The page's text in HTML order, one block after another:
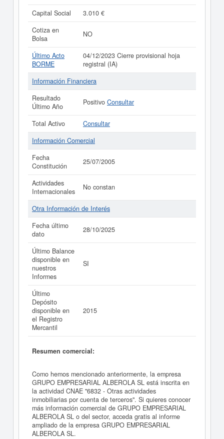
Capital Social
3.010 €
Cotiza en
Bolsa
NO
Último Acto
BORME
04/12/2023 Cierre provisional hoja
registral (IA)
Información Financiera
Resultado
Último Año
Positivo Consultar
Total Activo
Consultar
Información Comercial
Fecha
Constitución
25/07/2005
Actividades
Internacionales
No constan
Otra Información de Interés
Fecha último
dato
28/10/2025
Último Balance
disponible en
nuestros
Informes
SI
Último
Depósito
disponible en
el Registro
Mercantil
2015
Resumen comercial:
Como hemos mencionado anteriormente, la empresa
GRUPO EMPRESARIAL ALBEROLA SL está inscrita en
la actividad CNAE "6832 - Otras actividades
inmobiliarias por cuenta de terceros". Si quieres conocer
más información comercial de GRUPO EMPRESARIAL
ALBEROLA SL o del sector, acceda gratis al informe
ampliado de la empresa GRUPO EMPRESARIAL
ALBEROLA SL.